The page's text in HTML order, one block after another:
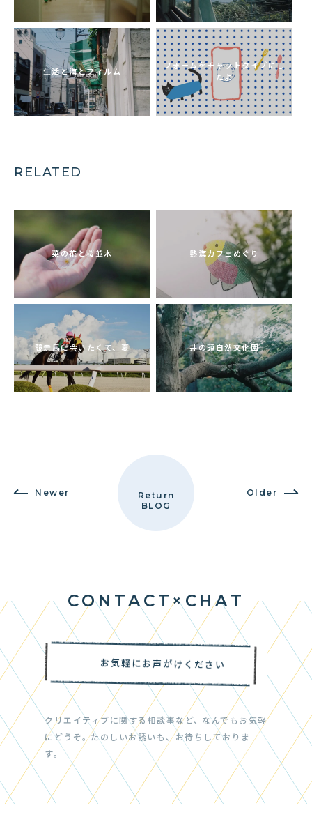
生活と海とフィルム
フォームをチャットタイプにし
たよ
RELATED
菜の花と桜並木 熱海カフェめぐり
競走馬に会いたくて、夏 井の頭自然文化園
Newer Older
Return
BLOG
CONTACT × CHAT
CON TAC T×C HAT
お気軽にお声がけください
クリエイティブに関する相談事など、なんでもお気軽
にどうぞ。たのしいお誘いも、お待ちしておりま
す。